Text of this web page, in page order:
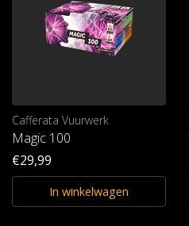
Cafferata Vuurwerk
Magic 100
€29,99
In winkelwagen